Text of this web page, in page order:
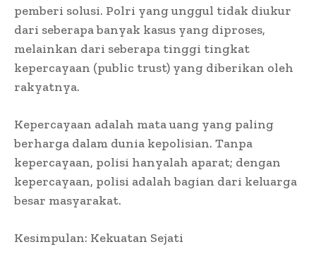
pemberi solusi. Polri yang unggul tidak diukur
dari seberapa banyak kasus yang diproses,
melainkan dari seberapa tinggi tingkat
kepercayaan (public trust) yang diberikan oleh
rakyatnya.
Kepercayaan adalah mata uang yang paling
berharga dalam dunia kepolisian. Tanpa
kepercayaan, polisi hanyalah aparat; dengan
kepercayaan, polisi adalah bagian dari keluarga
besar masyarakat.
Kesimpulan: Kekuatan Sejati